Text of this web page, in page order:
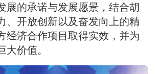
展的承诺与发展愿景，结合胡
、开放创新以及奋发向上的精
经济合作项目取得实效，并为
价值。